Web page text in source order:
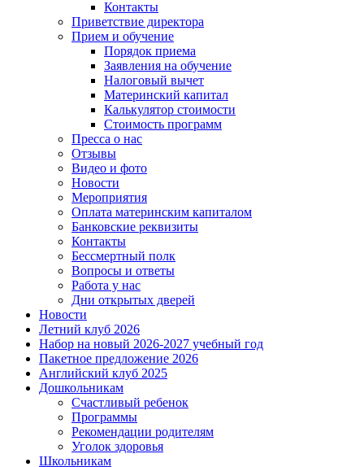
Контакты
Приветствие директора
Прием и обучение
Порядок приема
Заявления на обучение
Налоговый вычет
Материнский капитал
Калькулятор стоимости
Стоимость программ
Пресса о нас
Отзывы
Видео и фото
Новости
Мероприятия
Оплата материнским капиталом
Банковские реквизиты
Контакты
Бессмертный полк
Вопросы и ответы
Работа у нас
Дни открытых дверей
Новости
Летний клуб 2026
Набор на новый 2026-2027 учебный год
Пакетное предложение 2026
Английский клуб 2025
Дошкольникам
Счастливый ребенок
Программы
Рекомендации родителям
Уголок здоровья
Школьникам